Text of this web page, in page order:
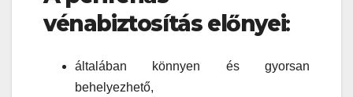
vénabiztosítás előnyei:
általában könnyen és gyorsan
behelyezhető,